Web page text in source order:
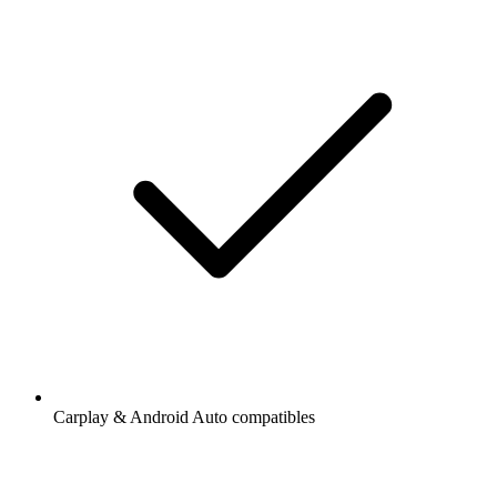
Carplay & Android Auto compatibles